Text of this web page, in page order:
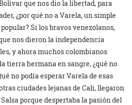
que nos dio la libertad, para
¿por qué no a Varela, un simple
Si los bravos venezolanos,
nos dieron la independencia
y ahora muchos colombianos
tierra hermana en sangre, ¿qué no
no podía esperar Varela de esas
ciudades lejanas de Cali, llegaron
porque despertaba la pasión del